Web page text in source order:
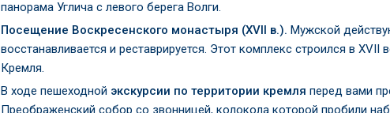
панорама Углича с левого берега Волги.
Посещение Воскресенского монастыря (XVII в.). Мужской
восстанавливается и реставрируется. Этот комплекс строился в XVII
Кремля.
В ходе пешеходной экскурсии по территории кремля перед вами
Преображенский собор со звонницей, колокола которой пробили